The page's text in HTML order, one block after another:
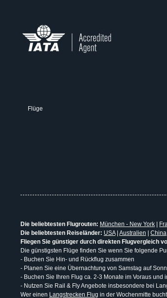
Flüge
Die beliebtesten Flugrouten: München - New York
Die beliebtesten Reiseländer: USA| Australien China
Fliegen Sie günstiger durch direkten Flugvergleich
Die günstigsten Flüge finden Sie wenn Sie folgende
- Buchen Sie Hin- und Rückflug zusammen
- Planen Sie eine Übernachtung von Samstag auf
- Buchen Sie Ihren Flug ca. 2-3 Monate im Voraus und
- Nutzen Sie Rail & Fly Angebote insbesondere bei
Wer einen Langstrecken Flug in der Wochenmitte